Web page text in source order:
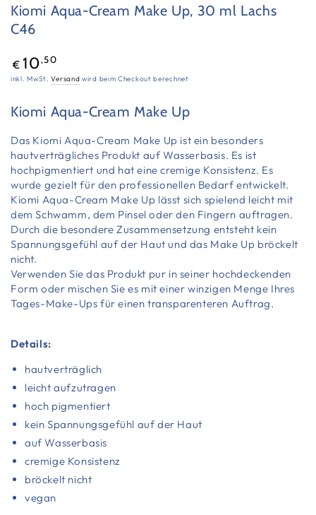
Kiomi Aqua-Cream Make Up, 30 ml Lachs
C46
Regulärer
Preis
€ 10,50
inkl. MwSt.Versand wird beim Checkout berechnet
Kiomi Aqua-Cream Make Up
Das Kiomi Aqua-Cream Make Up ist ein besonders
hautverträgliches Produkt auf Wasserbasis. Es ist
hochpigmentiert und hat eine cremige Konsistenz. Es
wurde gezielt für den professionellen Bedarf entwickelt.
Kiomi Aqua-Cream Make Up lässt sich spielend leicht mit
dem Schwamm, dem Pinsel oder den Fingern auftragen.
Durch die besondere Zusammensetzung entsteht kein
Spannungsgefühl auf der Haut und das Make Up bröckelt
nicht.
Verwenden Sie das Produkt pur in seiner hochdeckenden
Form oder mischen Sie es mit einer winzigen Menge Ihres
Tages-Make-Ups für einen transparenteren Auftrag.
Details:
hautverträglich
leicht aufzutragen
hoch pigmentiert
kein Spannungsgefühl auf der Haut
auf Wasserbasis
cremige Konsistenz
bröckelt nicht
vegan